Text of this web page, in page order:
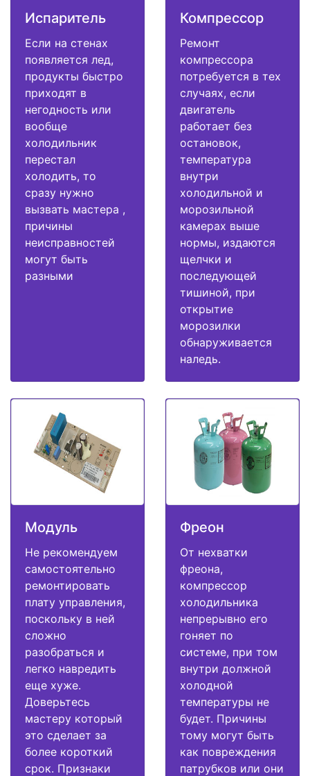
Испаритель
Если на стенах
появляется лед,
продукты быстро
приходят в
негодность или
вообще
холодильник
перестал
холодить, то
сразу нужно
вызвать мастера ,
причины
неисправностей
могут быть
разными
Компрессор
Ремонт
компрессора
потребуется в тех
случаях, если
двигатель
работает без
остановок,
температура
внутри
холодильной и
морозильной
камерах выше
нормы, издаются
щелчки и
последующей
тишиной, при
открытие
морозилки
обнаруживается
наледь.
Модуль
Не рекомендуем
самостоятельно
ремонтировать
плату управления,
поскольку в ней
сложно
разобраться и
легко навредить
еще хуже.
Доверьтесь
мастеру который
это сделает за
более короткий
срок. Признаки
Фреон
От нехватки
фреона,
компрессор
холодильника
непрерывно его
гоняет по
системе, при том
внутри должной
холодной
температуры не
будет. Причины
тому могут быть
как повреждения
патрубков или они